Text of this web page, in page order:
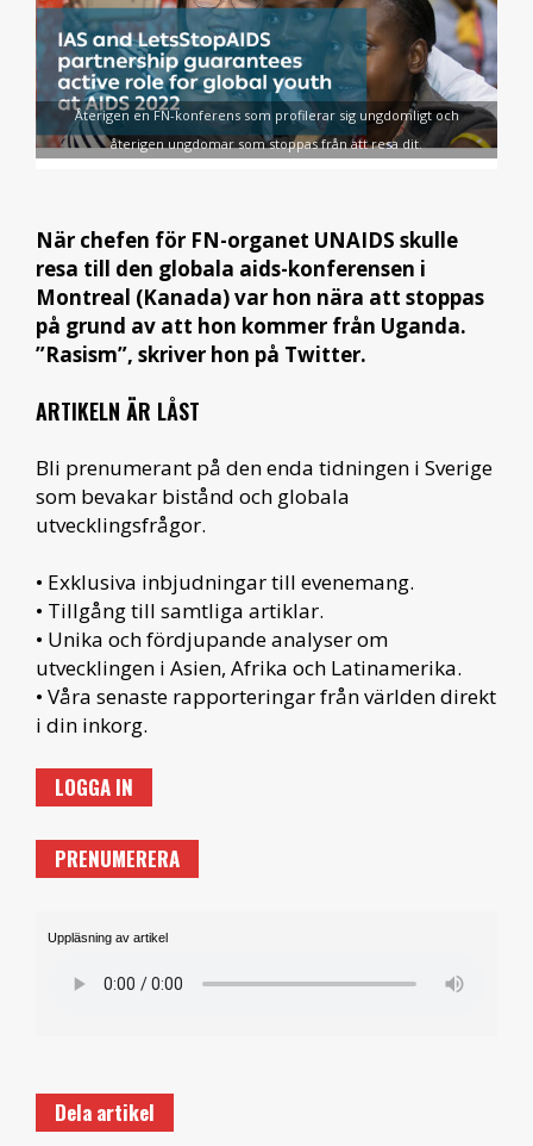
Återigen en FN-konferens som profilerar sig ungdomligt och
återigen ungdomar som stoppas från att resa dit.
När chefen för FN-organet UNAIDS skulle
resa till den globala aids-konferensen i
Montreal (Kanada) var hon nära att stoppas
på grund av att hon kommer från Uganda.
”Rasism”, skriver hon på Twitter.
ARTIKELN ÄR LÅST
Bli prenumerant på den enda tidningen i Sverige
som bevakar bistånd och globala
utvecklingsfrågor.
• Exklusiva inbjudningar till evenemang.
• Tillgång till samtliga artiklar.
• Unika och fördjupande analyser om
utvecklingen i Asien, Afrika och Latinamerika.
• Våra senaste rapporteringar från världen direkt
i din inkorg.
LOGGA IN
PRENUMERERA
Uppläsning av artikel
Dela artikel